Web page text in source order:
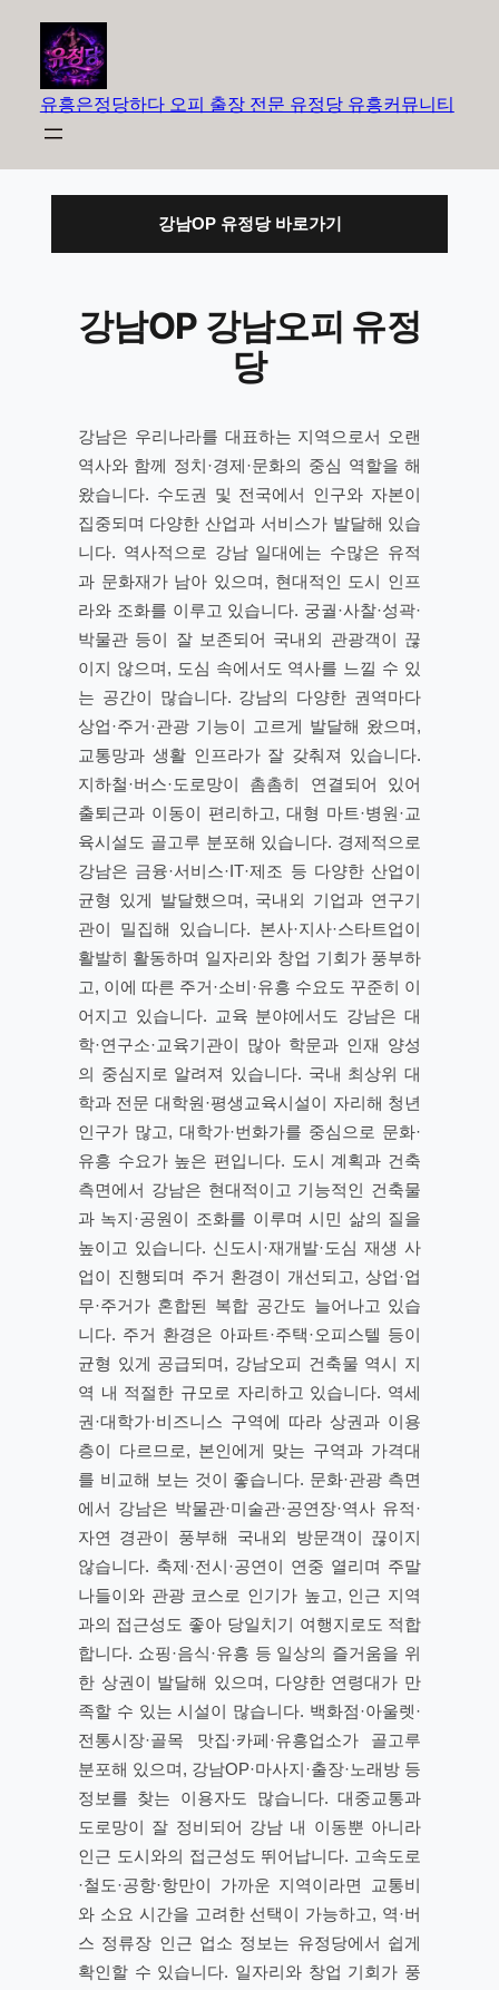
유흥은정당하다 오피 출장 전문 유정당 유흥커뮤니티
강남OP 유정당 바로가기
강남OP 강남오피 유정
당
강남은 우리나라를 대표하는 지역으로서 오랜
역사와 함께 정치·경제·문화의 중심 역할을 해
왔습니다. 수도권 및 전국에서 인구와 자본이
집중되며 다양한 산업과 서비스가 발달해 있습
니다. 역사적으로 강남 일대에는 수많은 유적
과 문화재가 남아 있으며, 현대적인 도시 인프
라와 조화를 이루고 있습니다. 궁궐·사찰·성곽·
박물관 등이 잘 보존되어 국내외 관광객이 끊
이지 않으며, 도심 속에서도 역사를 느낄 수 있
는 공간이 많습니다. 강남의 다양한 권역마다
상업·주거·관광 기능이 고르게 발달해 왔으며,
교통망과 생활 인프라가 잘 갖춰져 있습니다.
지하철·버스·도로망이 촘촘히 연결되어 있어
출퇴근과 이동이 편리하고, 대형 마트·병원·교
육시설도 골고루 분포해 있습니다. 경제적으로
강남은 금융·서비스·IT·제조 등 다양한 산업이
균형 있게 발달했으며, 국내외 기업과 연구기
관이 밀집해 있습니다. 본사·지사·스타트업이
활발히 활동하며 일자리와 창업 기회가 풍부하
고, 이에 따른 주거·소비·유흥 수요도 꾸준히 이
어지고 있습니다. 교육 분야에서도 강남은 대
학·연구소·교육기관이 많아 학문과 인재 양성
의 중심지로 알려져 있습니다. 국내 최상위 대
학과 전문 대학원·평생교육시설이 자리해 청년
인구가 많고, 대학가·번화가를 중심으로 문화·
유흥 수요가 높은 편입니다. 도시 계획과 건축
측면에서 강남은 현대적이고 기능적인 건축물
과 녹지·공원이 조화를 이루며 시민 삶의 질을
높이고 있습니다. 신도시·재개발·도심 재생 사
업이 진행되며 주거 환경이 개선되고, 상업·업
무·주거가 혼합된 복합 공간도 늘어나고 있습
니다. 주거 환경은 아파트·주택·오피스텔 등이
균형 있게 공급되며, 강남오피 건축물 역시 지
역 내 적절한 규모로 자리하고 있습니다. 역세
권·대학가·비즈니스 구역에 따라 상권과 이용
층이 다르므로, 본인에게 맞는 구역과 가격대
를 비교해 보는 것이 좋습니다. 문화·관광 측면
에서 강남은 박물관·미술관·공연장·역사 유적·
자연 경관이 풍부해 국내외 방문객이 끊이지
않습니다. 축제·전시·공연이 연중 열리며 주말
나들이와 관광 코스로 인기가 높고, 인근 지역
과의 접근성도 좋아 당일치기 여행지로도 적합
합니다. 쇼핑·음식·유흥 등 일상의 즐거움을 위
한 상권이 발달해 있으며, 다양한 연령대가 만
족할 수 있는 시설이 많습니다. 백화점·아울렛·
전통시장·골목 맛집·카페·유흥업소가 골고루
분포해 있으며, 강남OP·마사지·출장·노래방 등
정보를 찾는 이용자도 많습니다. 대중교통과
도로망이 잘 정비되어 강남 내 이동뿐 아니라
인근 도시와의 접근성도 뛰어납니다. 고속도로
·철도·공항·항만이 가까운 지역이라면 교통비
와 소요 시간을 고려한 선택이 가능하고, 역·버
스 정류장 인근 업소 정보는 유정당에서 쉽게
확인할 수 있습니다. 일자리와 창업 기회가 풍